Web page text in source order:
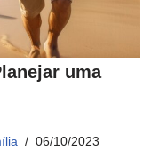
uma
06/10/2023